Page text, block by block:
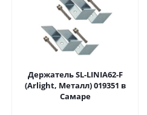
Держатель SL-LINIA62-F
(Arlight, Металл) 019351 в
Самаре